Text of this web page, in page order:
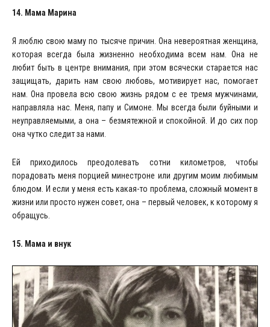
14. Мама Марина
Я люблю свою маму по тысяче причин. Она невероятная женщина,
которая всегда была жизненно необходима всем нам. Она не
любит быть в центре внимания, при этом всячески старается нас
защищать, дарить нам свою любовь, мотивирует нас, помогает
нам. Она провела всю свою жизнь рядом с ее тремя мужчинами,
направляла нас. Меня, папу и Симоне. Мы всегда были буйными и
неуправляемыми, а она – безмятежной и спокойной. И до сих пор
она чутко следит за нами.
Ей приходилось преодолевать сотни километров, чтобы
порадовать меня порцией минестроне или другим моим любимым
блюдом. И если у меня есть какая-то проблема, сложный момент в
жизни или просто нужен совет, она – первый человек, к которому я
обращусь.
15. Мама и внук